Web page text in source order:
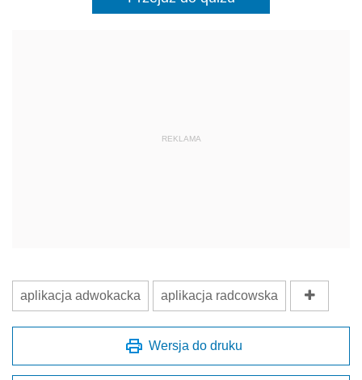
REKLAMA
aplikacja adwokacka aplikacja radcowska
Wersja do druku